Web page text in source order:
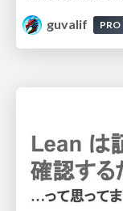
guvalif
PRO